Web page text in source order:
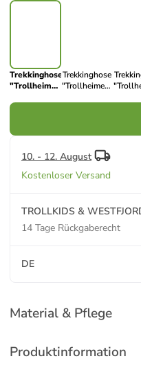
Trekkinghose
"Trollheimen"
Trekkinghose
"Trollheimen"
10. - 12. August
Kostenloser Versand
TROLLKIDS &
14 Tage Rückgaberecht
DE
Material & Pflege
Produktinformation